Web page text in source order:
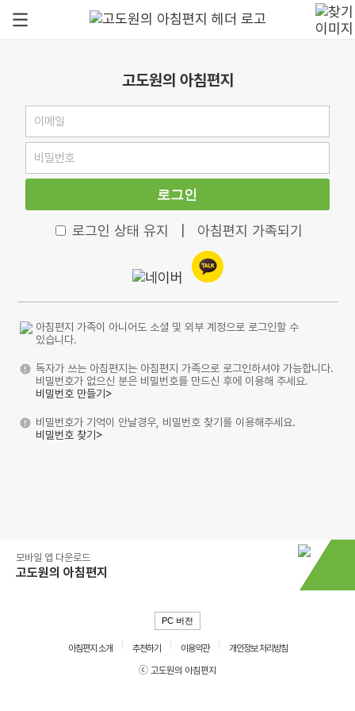
고도원의 아침편지
로그인
로그인 상태 유지 아침편지 가족되기
아침편지 가족이 아니어도 소셜 및 외부 계정으로 로그인할 수
있습니다.
독자가 쓰는 아침편지는 아침편지 가족으로 로그인하셔야 가능합니다.
비밀번호가 없으신 분은 비밀번호를 만드신 후에 이용해 주세요.
비밀번호 만들기>
비밀번호가 기억이 안날경우, 비밀번호 찾기를 이용해주세요.
비밀번호 찾기>
모바일 앱 다운로드
고도원의 아침편지
PC 버전
아침편지 소개 추천하기 이용약관
개인정보 처리방침
ⓒ 고도원의 아침편지